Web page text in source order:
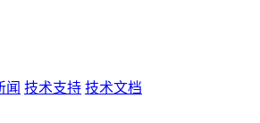
闻 技术支持 技术文档